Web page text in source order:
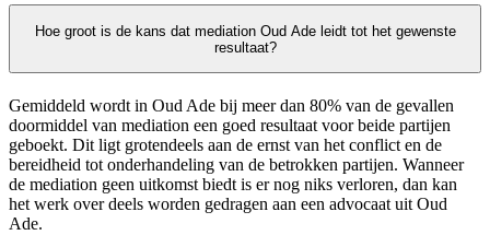
Hoe groot is de kans dat mediation Oud Ade leidt tot het gewenste
resultaat?
Gemiddeld wordt in Oud Ade bij meer dan 80% van de gevallen
doormiddel van mediation een goed resultaat voor beide partijen
geboekt. Dit ligt grotendeels aan de ernst van het conflict en de
bereidheid tot onderhandeling van de betrokken partijen. Wanneer
de mediation geen uitkomst biedt is er nog niks verloren, dan kan
het werk over deels worden gedragen aan een advocaat uit Oud
Ade.